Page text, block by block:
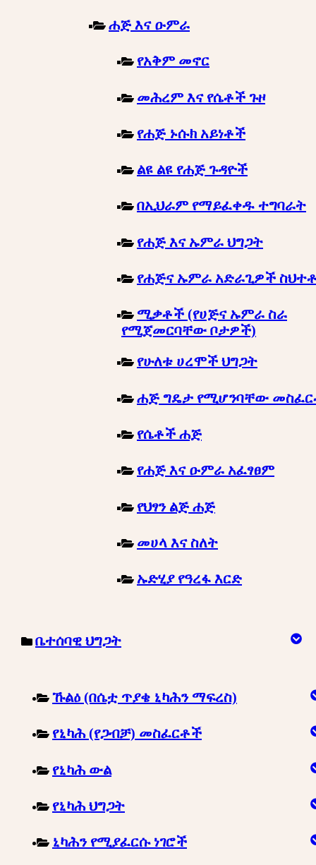
ሐጅ እና ዑምራ
የአቅም መኖር
መሕረም እና የሴቶች ጉዞ
የሐጅ ኑሱክ አይነቶች
ልዩ ልዩ የሐጅ ጉዳዮች
በኢህራም የማይፈቀዱ ተግባራት
የሐጅ እና ኡምራ ህግጋት
የሐጅና ኡምራ አድራጊዎች
ሚቃቶች (የሀጅና ኡምራ ስራ
የሚጀመርባቸው ቦታዎች)
የሁለቱ ሀረሞች ህግጋት
ሐጅ ግዴታ የሚሆንባቸው
የሴቶች ሐጅ
የሐጅ እና ዑምራ አፈፃፀም
የህፃን ልጅ ሐጅ
መሀላ እና ስለት
ኡድሂያ የዓረፋ እርድ
ቤተሰባዊ ህግጋት
ኹልዕ (በሴቷ ጥያቄ ኒካሕን ማፍረስ)
የኒካሕ (የጋብቻ) መስፈርቶች
የኒካሕ ውል
የኒካሕ ህግጋት
ኒካሕን የሚያፈርሱ ነገሮች